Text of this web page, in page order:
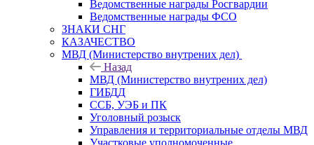
Ведомственные награды Росгвардии
Ведомственные награды ФСО
ЗНАКИ СНГ
КАЗАЧЕСТВО
МВД (Министерство внутрених дел)
Назад
МВД (Министерство внутрених дел)
ГИБДД
ССБ, УЭБ и ПК
Уголовный розыск
Управления и территориальные отделы МВД
Участковые уполномоченные